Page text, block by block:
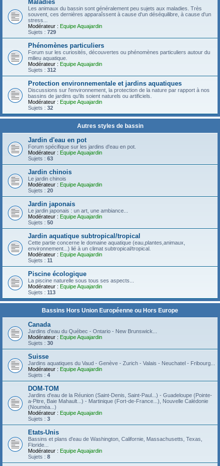
Maladies
Les animaux du bassin sont généralement peu sujets aux maladies. Très
souvent, ces dernières apparaîssent à cause d'un déséquilibre, à cause d'un
stress...
Modérateur : Equipe Aquajardin
Sujets : 729
Phénomènes particuliers
Forum sur les curiosités, découvertes ou phénomènes particuliers autour du
milieu aquatique.
Modérateur : Equipe Aquajardin
Sujets : 312
Protection environnementale et jardins aquatiques
Discussions sur l'environnement, la protection de la nature par rapport à nos
bassins de jardins qu'ils soient naturels ou artificiels.
Modérateur : Equipe Aquajardin
Sujets : 32
Autres styles de bassin
Jardin d'eau en pot
Forum spécifique sur les jardins d'eau en pot.
Modérateur : Equipe Aquajardin
Sujets : 63
Jardin chinois
Le jardin chinois
Modérateur : Equipe Aquajardin
Sujets : 20
Jardin japonais
Le jardin japonais : un art, une ambiance...
Modérateur : Equipe Aquajardin
Sujets : 50
Jardin aquatique subtropical/tropical
Cette partie concerne le domaine aquatique (eau,plantes,animaux,
environnement...) lié à un climat subtropical/tropical.
Modérateur : Equipe Aquajardin
Sujets : 11
Piscine écologique
La piscine naturelle sous tous ses aspects...
Modérateur : Equipe Aquajardin
Sujets : 113
Bassins Hors Union Européenne ou Hors Europe
Canada
Jardins d'eau du Québec - Ontario - New Brunswick...
Modérateur : Equipe Aquajardin
Sujets : 30
Suisse
Jardins aquatiques du Vaud - Genève - Zurich - Valais - Neuchatel - Fribourg...
Modérateur : Equipe Aquajardin
Sujets : 4
DOM-TOM
Jardins d'eau de la Réunion (Saint-Denis, Saint-Paul...) - Guadeloupe (Pointe-
a-Pitre, Baie Mahault...) - Martinique (Fort-de-France...), Nouvelle Calédonie
(Nouméa...)
Modérateur : Equipe Aquajardin
Sujets : 3
Etats-Unis
Bassins et plans d'eau de Washington, Californie, Massachusetts, Texas,
Floride...
Modérateur : Equipe Aquajardin
Sujets : 8